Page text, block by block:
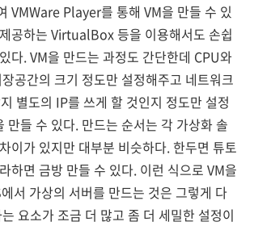
VMWare Player를 통해 VM을 만들 수 있
공하는 VirtualBox 등을 이용해서도 손쉽
다. VM을 만드는 과정도 간단한데 CPU와
공간의 크기 정도만 설정해주고 네트워크
별도의 IP를 쓰게 할 것인지 정도만 설정
만들 수 있다. 만드는 순서는 각 가상화 솔
이가 있지만 대부분 비슷하다. 한두면 튜토
하면 금방 만들 수 있다. 이런 식으로 VM을
서 가상의 서버를 만드는 것은 그렇게 다
요소가 조금 더 많고 좀 더 세밀한 설정이